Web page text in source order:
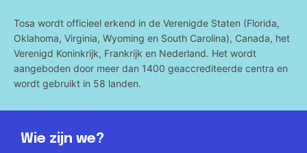
Tosa wordt officieel erkend in de Verenigde Staten (Florida,
Oklahoma, Virginia, Wyoming en South Carolina), Canada, het
Verenigd Koninkrijk, Frankrijk en Nederland. Het wordt
aangeboden door meer dan 1400 geaccrediteerde centra en
wordt gebruikt in 58 landen.
Wie zijn we?